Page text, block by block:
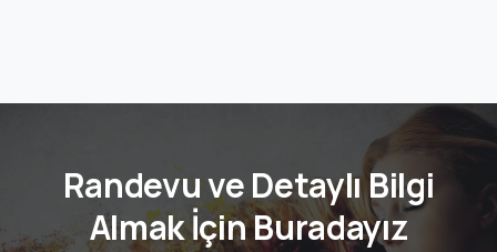
Randevu ve Detaylı Bilgi
Almak İçin Buradayız